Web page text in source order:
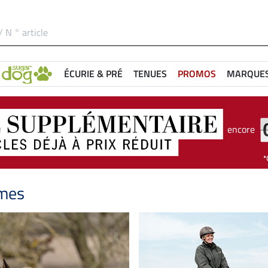
ÉCURIE & PRÉ TENUES PROMOS
encore